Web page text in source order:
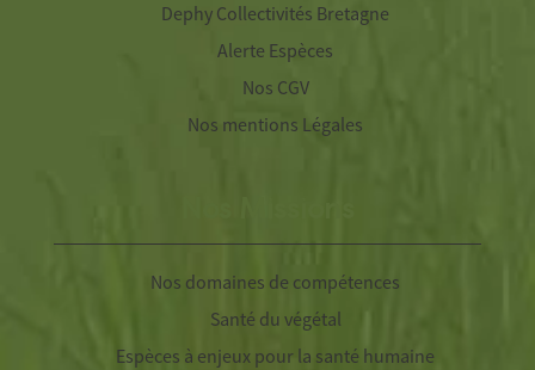
Dephy Collectivités Bretagne
Alerte Espèces
Nos CGV
Nos mentions Légales
Nos domaines de compétences
Santé du végétal
Espèces à enjeux pour la santé humaine